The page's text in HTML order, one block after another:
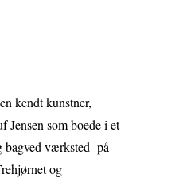
kendt kunstner,
Jensen som boede i et
bagved værksted på
og